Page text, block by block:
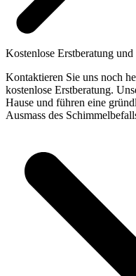
Kostenlose Erstberatung
Kontaktieren Sie uns noch
kostenlose Erstberatung.
Hause und führen eine
Ausmass des